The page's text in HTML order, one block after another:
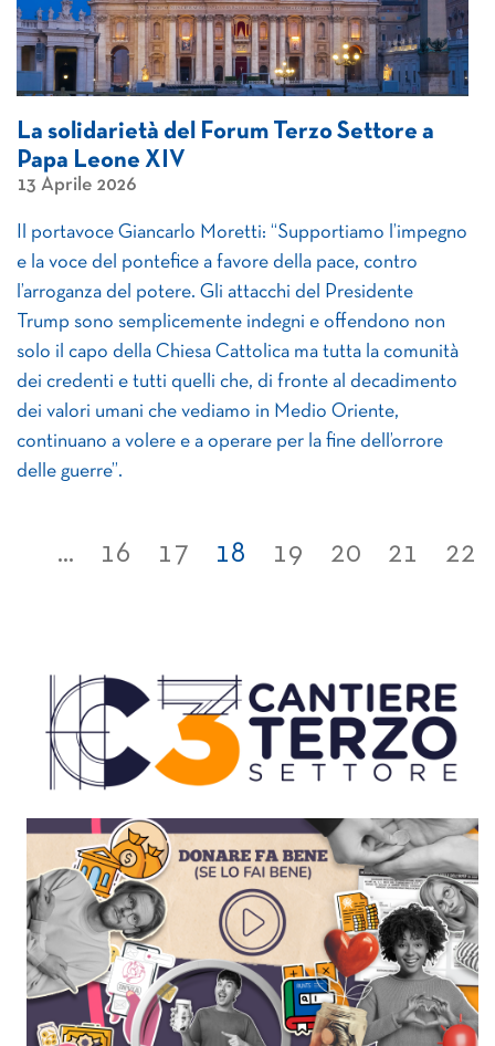
La solidarietà del Forum Terzo Settore a
Papa Leone XIV
13 Aprile 2026
Il portavoce Giancarlo Moretti: “Supportiamo l’impegno
e la voce del pontefice a favore della pace, contro
l’arroganza del potere. Gli attacchi del Presidente
Trump sono semplicemente indegni e offendono non
solo il capo della Chiesa Cattolica ma tutta la comunità
dei credenti e tutti quelli che, di fronte al decadimento
dei valori umani che vediamo in Medio Oriente,
continuano a volere e a operare per la fine dell’orrore
delle guerre”.
... 16 17 18 19 20 21 22